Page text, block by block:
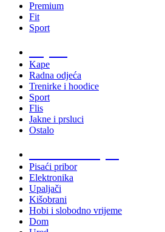
Premium
Fit
Sport
Kape
Radna odjeća
Trenirke i hoodice
Sport
Flis
Jakne i prsluci
Ostalo
Pisaći pribor
Elektronika
Upaljači
Kišobrani
Hobi i slobodno vrijeme
Dom